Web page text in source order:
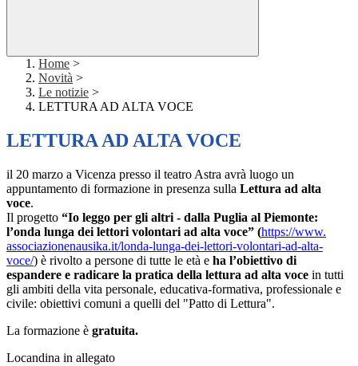
Home >
Novità >
Le notizie >
LETTURA AD ALTA VOCE
LETTURA AD ALTA VOCE
il 20 marzo a Vicenza presso il teatro Astra avrà luogo un
appuntamento di formazione in presenza sulla Lettura ad alta
voce.
Il progetto “Io leggo per gli altri - dalla Puglia al Piemonte:
l’onda lunga dei lettori volontari ad alta voce” (https://www.
associazionenausika.it/londa-lunga-dei-lettori-volontari-ad-alta-
voce/) è rivolto a persone di tutte le età e ha l’obiettivo di
espandere e radicare la pratica della lettura ad alta voce in tutti
gli ambiti della vita personale, educativa-formativa, professionale e
civile: obiettivi comuni a quelli del "Patto di Lettura".
La formazione è gratuita.
Locandina in allegato